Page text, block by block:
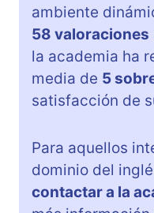
ambiente
58 valoraciones
la academia ha
media de 5
satisfacción de
Para aquellos
dominio del
contactar a la